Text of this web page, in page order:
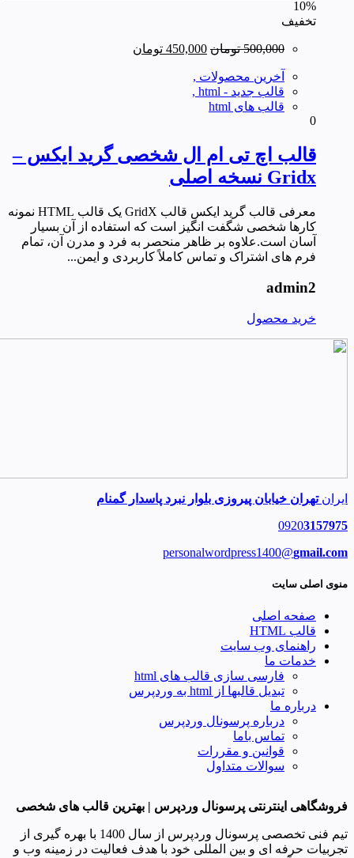
10%
تخفیف
500,000 تومان قیمت
بود.
450,000 تومان
آخرین محصولات ,
قالب جدید - html ,
قالب های html
0
قالب اچ تی ام ال شخصی گرید ایکس –
Gridx نسخه اصلی
معرفی قالب گرید ایکس قالب GridX یک قالب HTML نمونه
کارها شخصی شگفت انگیز است که استفاده از آن بسیار
آسان است.علاوه بر ظاهر منحصر به فرد و مدرن آن، تمام
فرم های اشتراک و تماس کاملاً کاربردی و ایمن...
admin2
خرید محصول
ایرانتهران خیابان پیروزی بلوار نبرد پاسدار گمنام
09203157975
personalwordpress1400@gmail.com
منوی اصلی سایت
صفحه اصلی
قالب HTML
راهنمای وب سایت
خدمات ما
فارسی سازی قالب های html
تبدیل قالبها از html به وردپرس
درباره ما
درباره پرسونال وردپرس
تماس باما
قوانین و مقررات
سوالات متداول
فروشگاهی اینترنتی پرسونال وردپرس | بهترین قالب های شخصی
تیم فنی تخصصی پرسونال وردپرس از سال 1400 با بهره گیری از
تجربیات حرفه ای و بین المللی خود با هدف فعالیت در زمینه وب و